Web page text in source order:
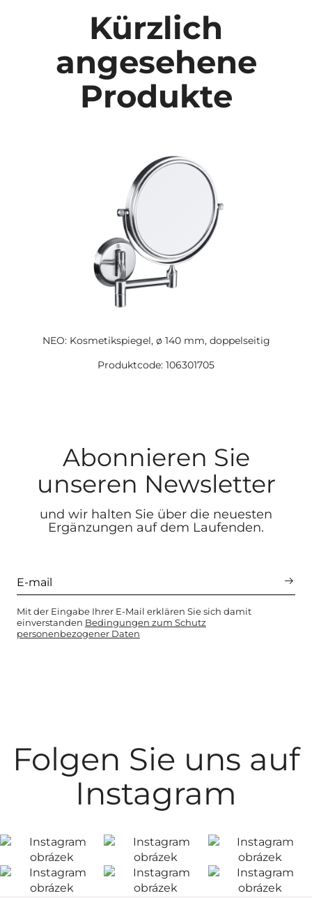
Kürzlich
angesehene
Produkte
NEO: Kosmetikspiegel, ø 140 mm, doppelseitig
Produktcode: 106301705
Abonnieren Sie
unseren Newsletter
und wir halten Sie über die neuesten
Ergänzungen auf dem Laufenden.
Mit der Eingabe Ihrer E-Mail erklären Sie sich damit
einverstanden Bedingungen zum Schutz
personenbezogener Daten
Folgen Sie uns auf
Instagram